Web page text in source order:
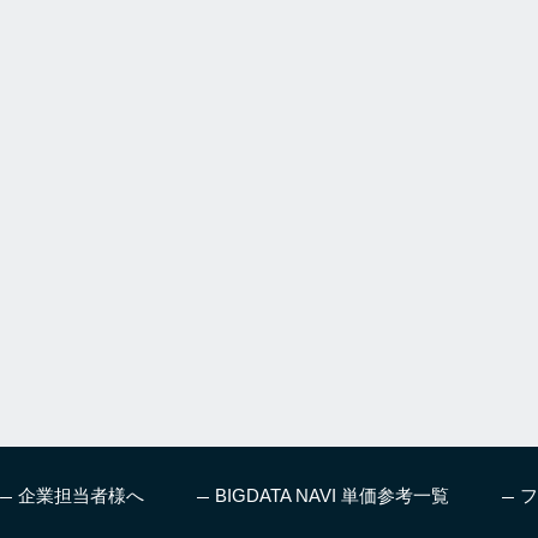
企業担当者様へ BIGDATA NAVI 単価参考一覧